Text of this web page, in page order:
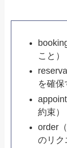
こと）
を確保
約束）
order
のリク